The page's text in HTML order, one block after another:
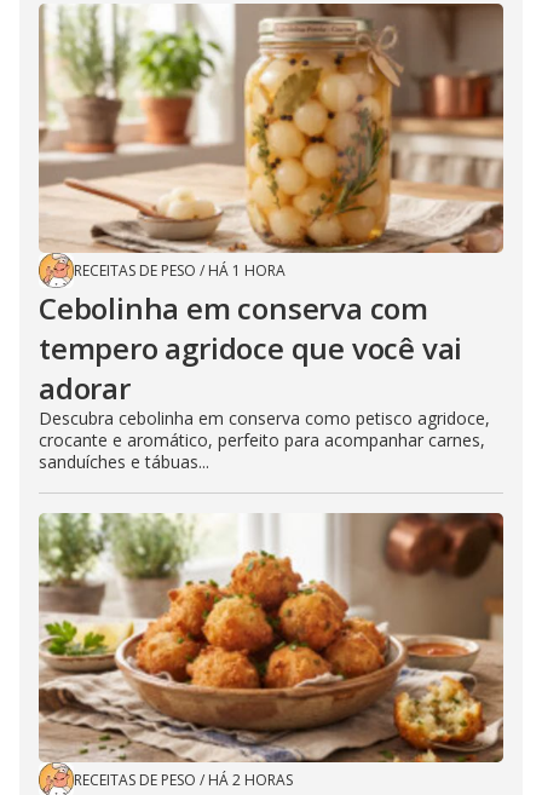
RECEITAS DE PESO / HÁ 1 HORA
Cebolinha em conserva com
tempero agridoce que você vai
adorar
Descubra cebolinha em conserva como petisco agridoce,
crocante e aromático, perfeito para acompanhar carnes,
sanduíches e tábuas...
RECEITAS DE PESO / HÁ 2 HORAS